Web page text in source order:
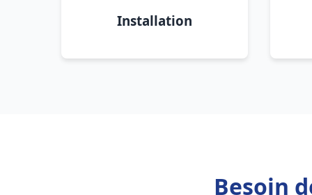
Installation
Besoin